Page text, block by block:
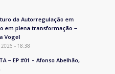
da Autorregulação em
em plena transformação –
Vogel
- 18:38
– EP #01 – Afonso Abelhão,